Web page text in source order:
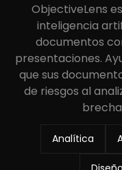
ObjectiveLens
inteligencia
documentos
presentaciones.
que sus
de riesgos al
Analítica